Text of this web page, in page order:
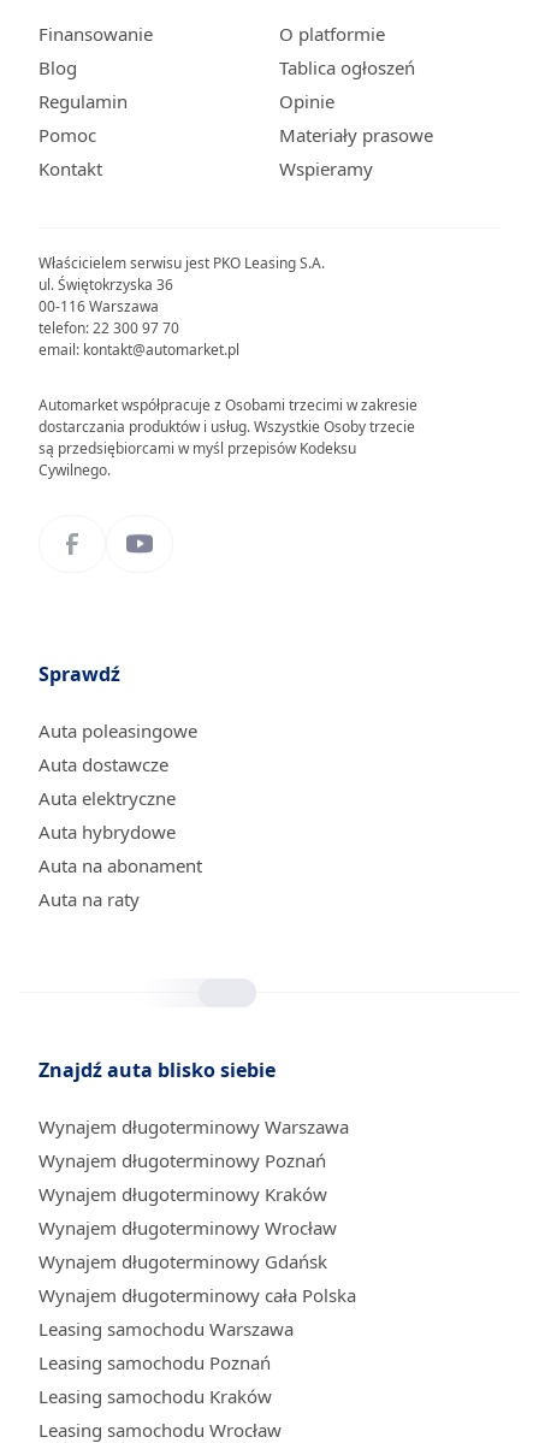
Właścicielem serwisu jest PKO Leasing S.A.
ul. Świętokrzyska 36
00-116 Warszawa
telefon: 22 300 97 70
email: kontakt@automarket.pl
Automarket współpracuje z Osobami trzecimi w zakresie
dostarczania produktów i usług. Wszystkie Osoby trzecie
są przedsiębiorcami w myśl przepisów Kodeksu
Cywilnego.
Finansowanie
Blog
Regulamin
Pomoc
Kontakt
O platformie
Tablica ogłoszeń
Opinie
Materiały prasowe
Wspieramy
Sprawdź
Auta poleasingowe
Auta dostawcze
Auta elektryczne
Auta hybrydowe
Auta na abonament
Auta na raty
Znajdź auta blisko siebie
Wynajem długoterminowy Warszawa
Wynajem długoterminowy Poznań
Wynajem długoterminowy Kraków
Wynajem długoterminowy Wrocław
Wynajem długoterminowy Gdańsk
Wynajem długoterminowy cała Polska
Leasing samochodu Warszawa
Leasing samochodu Poznań
Leasing samochodu Kraków
Leasing samochodu Wrocław